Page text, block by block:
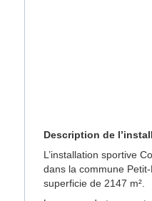
Description de
L’installation sportive
dans la commune
superficie de 2147 m².